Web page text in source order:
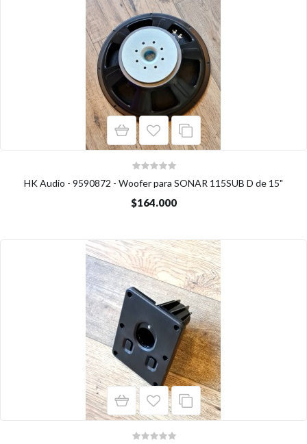
HK Audio - 9590872 - Woofer para SONAR 115SUB D de 15"
$164.000